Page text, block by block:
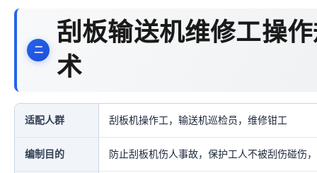
刮板输送机维修工操
术
适配人群 刮板机操作工，输送机巡检员，维修钳工
编制目的 防止刮板机伤人事故，保护工人不被刮伤碰伤